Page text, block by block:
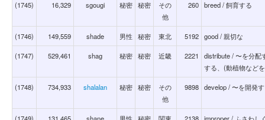
(1745) 16,329 sgougi 秘密 秘密
その
他
260 breed / 飼育する
(1746) 149,559 shade 男性 秘密 東北 5192 good / 親切な
(1747) 529,461 shag 秘密 秘密 近畿 2221
distribute / 〜を分配
する、(動植物など
(1748) 734,933 shalalan 秘密 秘密
その
他
9898 develop / 〜を開発
(1749) 131,465 shane 男性 秘密 関東 2138 improper / ふさわし